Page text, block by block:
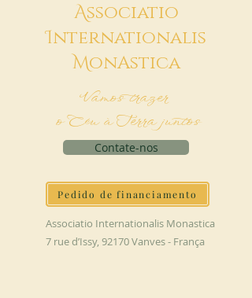
Associatio
Internationalis
MonAstica
Vamos trazer
o Céu à Terra juntos
Contate-nos
Pedido de financiamento
Associatio Internationalis Monastica
7 rue d’Issy, 92170 Vanves - França